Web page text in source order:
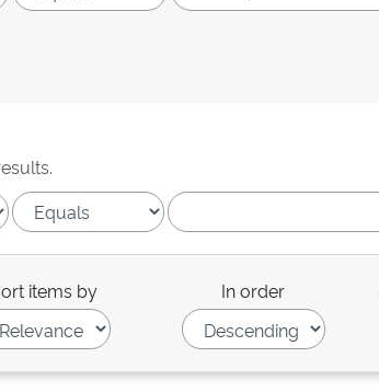
items by In order